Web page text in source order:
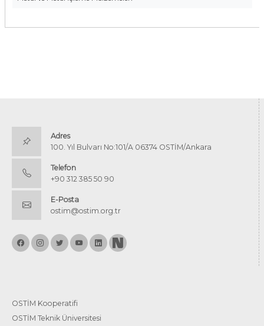
Adres
100. Yıl Bulvarı No:101/A 06374 OSTİM/Ankara
Telefon
+90 312 385 50 90
E-Posta
ostim@ostim.org.tr
OSTİM Kooperatifi
OSTİM Teknik Üniversitesi